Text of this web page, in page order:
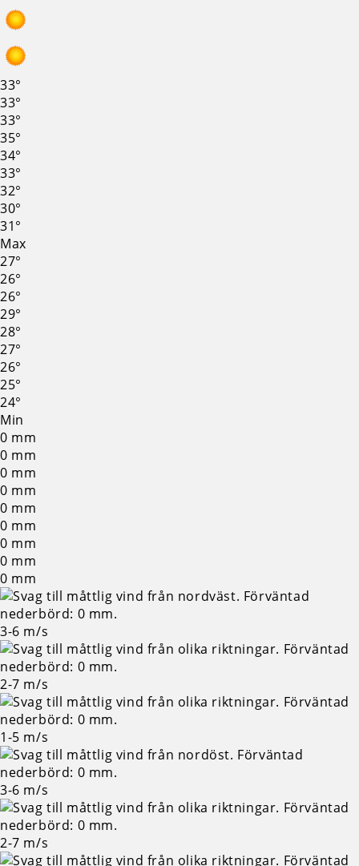
33°
33°
33°
35°
34°
33°
32°
30°
31°
Max
27°
26°
26°
29°
28°
27°
26°
25°
24°
Min
0 mm
0 mm
0 mm
0 mm
0 mm
0 mm
0 mm
0 mm
0 mm
3-6 m/s
2-7 m/s
1-5 m/s
3-6 m/s
2-7 m/s